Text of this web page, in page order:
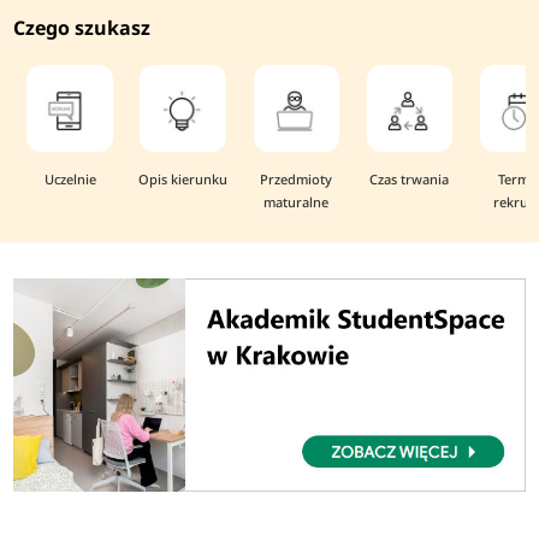
Czego szukasz
Uczelnie Opis kierunku
Przedmioty
maturalne
Czas trwania